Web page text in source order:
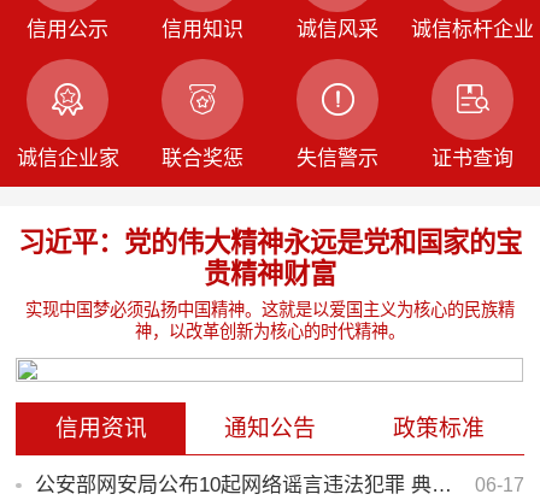
信用公示 信用知识 诚信风采 诚信标杆企业
诚信企业家 联合奖惩 失信警示 证书查询
习近平：党的伟大精神永远是党和国家的宝
贵精神财富
实现中国梦必须弘扬中国精神。这就是以爱国主义为核心的民族精
神，以改革创新为核心的时代精神。
信用资讯 通知公告 政策标准
公安部网安局公布10起网络谣言违法犯罪 典型案例 06-17